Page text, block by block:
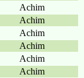
Achim
Achim
Achim
Achim
Achim
Achim